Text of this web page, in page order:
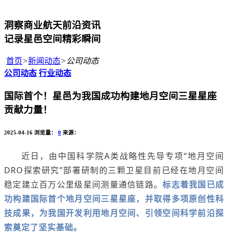
洞察商业航天前沿资讯
记录星邑空间精彩瞬间
首页>新闻动态>公司动态
公司动态 行业动态
国际首个！星邑为我国成功构建地月空间三星星座
贡献力量！
2025-04-16 浏览量： 0 来源：
近日，由中国科学院A类战略性先导专项“地月空间
DRO探索研究”部署研制的三颗卫星目前已经在地月空间
稳定建立百万公里级星间测量通信链路。标志着我国已成
功构建国际首个地月空间三星星座，并取得多项原创性科
技成果，为我国开发利用地月空间、引领空间科学前沿探
索奠定了坚实基础。